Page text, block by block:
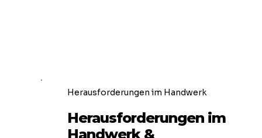
Herausforderungen im Handwerk
Herausforderungen im
Handwerk &